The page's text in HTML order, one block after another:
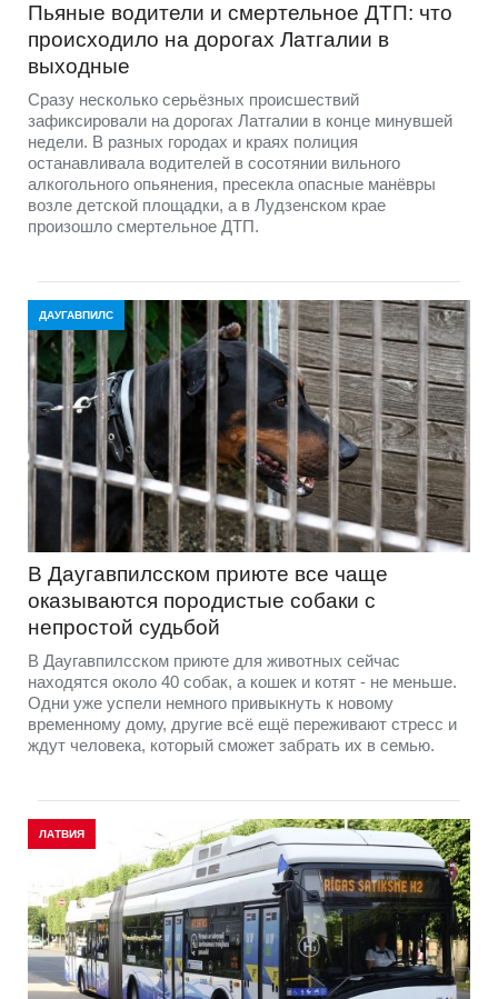
Пьяные водители и смертельное ДТП: что
происходило на дорогах Латгалии в
выходные
Сразу несколько серьёзных происшествий
зафиксировали на дорогах Латгалии в конце минувшей
недели. В разных городах и краях полиция
останавливала водителей в сосотянии вильного
алкогольного опьянения, пресекла опасные манёвры
возле детской площадки, а в Лудзенском крае
произошло смертельное ДТП.
ДАУГАВПИЛС
В Даугавпилсском приюте всe чаще
оказываются породистые собаки с
непростой судьбой
В Даугавпилсском приюте для животных сейчас
находятся около 40 собак, а кошек и котят - не меньше.
Одни уже успели немного привыкнуть к новому
временному дому, другие всё ещё переживают стресс и
ждут человека, который сможет забрать их в семью.
ЛАТВИЯ